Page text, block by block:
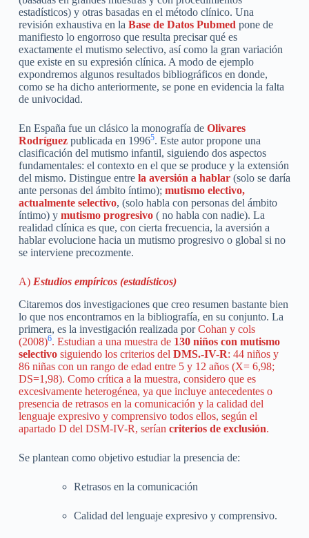
estadísticos) y otras basadas en el método clínico. Una
revisión exhaustiva en la Base de Datos Pubmed pone de
manifiesto lo engorroso que resulta precisar qué es
exactamente el mutismo selectivo, así como la gran variación
que existe en su expresión clínica. A modo de ejemplo
expondremos algunos resultados bibliográficos en donde,
como se ha dicho anteriormente, se pone en evidencia la falta
de univocidad.
En España fue un clásico la monografía de Olivares
Rodríguezpublicada en 19965. Este autor propone una
clasificación del mutismo infantil, siguiendo dos aspectos
fundamentales: el contexto en el que se produce y la extensión
del mismo. Distingue entre la aversión a hablar(solo se daría
ante personas del ámbito íntimo); mutismo electivo,
actualmente selectivo, (solo habla con personas del ámbito
íntimo) ymutismo progresivo( no habla con nadie). La
realidad clínica es que, con cierta frecuencia, la aversión a
hablar evolucione hacia un mutismo progresivo o global si no
se interviene precozmente.
A) Estudios empíricos (estadísticos)
Citaremos dos investigaciones que creo resumen bastante bien
lo que nos encontramos en la bibliografía, en su conjunto. La
primera, es la investigación realizada porCohan y cols
(2008)6. Estudian a una muestra de 130 niños con mutismo
selectivosiguiendo los criterios del DMS.-IV-R: 44 niños y
86 niñas con un rango de edad entre 5 y 12 años (X= 6,98;
DS=1,98). Como crítica a la muestra, considero que es
excesivamente heterogénea, ya que incluye antecedentes o
presencia de retrasos en la comunicación y la calidad del
lenguaje expresivo y comprensivo todos ellos, según el
apartado D del DSM-IV-R, serían criterios de exclusión.
Se plantean como objetivo estudiar la presencia de:
Retrasos en la comunicación
Calidad del lenguaje expresivo y comprensivo.